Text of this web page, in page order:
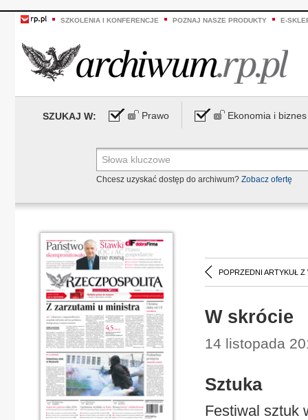
SZKOLENIA I KONFERENCJE POZNAJ NASZE PRODUKTY E-
SZUKAJ W: Prawo Ekonomia i biznes
Chcesz uzyskać dostęp do archiwum? Zobacz ofertę
POPRZEDNI ARTYKUŁ Z
W skrócie
14 listopada
Sztuka
Festiwal sztuk